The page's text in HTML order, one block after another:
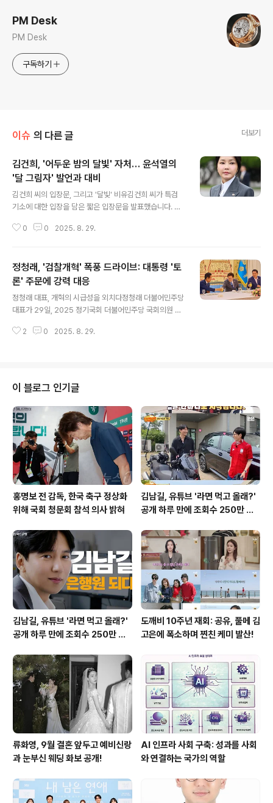
PM Desk
PM Desk
구독하기
이슈 의 다른 글 더보기
김건희, '어두운 밤의 달빛' 자처… 윤석열의
'달 그림자' 발언과 대비
김건희 씨의 입장문, 그리고 '달빛' 비유김건희 씨가 특검
기소에 대한 입장을 담은 짧은 입장문을 발표했습니다. 이
유하며, 현재 상황에 대한 심경을 밝혔습니다. 이는 윤석열
임하겠다'며 '국민께 심려를 끼친 이 상황이 송구하고 매일
이 괴로울 따름'이라고 말했습니다. 입장문의 주요 내용 분
석김 씨는 입장문에서 '어떠한 경우에도 변명하지 않겠
다'는 강한 의지를 표명했습니다. 특검 조사 과정에서 대부
분의 질문에 '기억나지 않는다'거나 입을 다물었던 김 씨는,
이번 입장문에서는 진실과 마음을 바라보며 이 시간을 견
0 0 2025. 8. 29.
정청래, '검찰개혁' 폭풍 드라이브: 대통령 '토
론' 주문에 강력 대응
정청래 대표, 개혁의 시급성을 외치다정청래 더불어민주당
대표가 29일, 2025 정기국회 더불어민주당 국회의원 워
않으면 자전거는 쓰러진다”며 검찰, 언론, 사법 개혁을 강
다. 개혁의 시기를 놓치면 안 된다정 대표는 “개혁의 시기
를 놓치면 반드시 반개혁의 저항이 제2의 밀물처럼 밀려온
다. 추석 전에 끝내자. 아니 끝내야 한다”며 개혁의 시급성
을 거듭 강조했습니다. 그는 검찰개혁, 언론개혁, 사법개혁
과제가 더 이상 미룰 수 없는 시대적 과제가 되었다고 말하
며, 특히 타이밍의 중요성..
2 0 2025. 8. 29.
이 블로그 인기글
홍명보 전 감독, 한국 축구 정상화
위해 국회 청문회 참석 의사 밝혀
김남길, 유튜브 '라면 먹고 올래?'
공개 하루 만에 조회수 250만 돌
김남길, 유튜브 '라면 먹고 올래?'
공개 하루 만에 조회수 250만 돌
도깨비 10주년 재회: 공유, 풀메 김
고은에 폭소하며 찐친 케미 발산!
류화영, 9월 결혼 앞두고 예비신랑
과 눈부신 웨딩 화보 공개!
AI 인프라 사회 구축: 성과를 사회
와 연결하는 국가의 역할